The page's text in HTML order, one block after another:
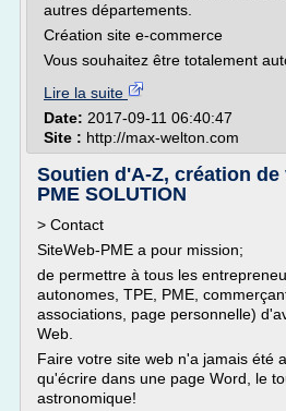
autres départements.
Création site e-commerce
Vous souhaitez être totalement
Lire la suite
Date: 2017-09-11 06:40:47
Site : http://max-welton.com
Soutien d'A-Z, création
PME SOLUTION
> Contact
SiteWeb-PME a pour mission;
de permettre à tous les
autonomes, TPE, PME,
associations, page personnelle)
Web.
Faire votre site web n'a jamais été
qu'écrire dans une page Word, le
astronomique!